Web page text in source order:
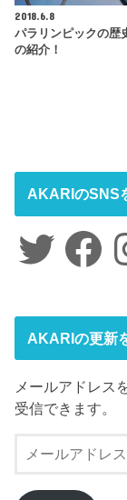
2018.6.8
パラリンピックの歴
の紹介！
AKARIのSNS
Twitter Facebook
AKARIの更新
メールアドレス
受信できます。
ー